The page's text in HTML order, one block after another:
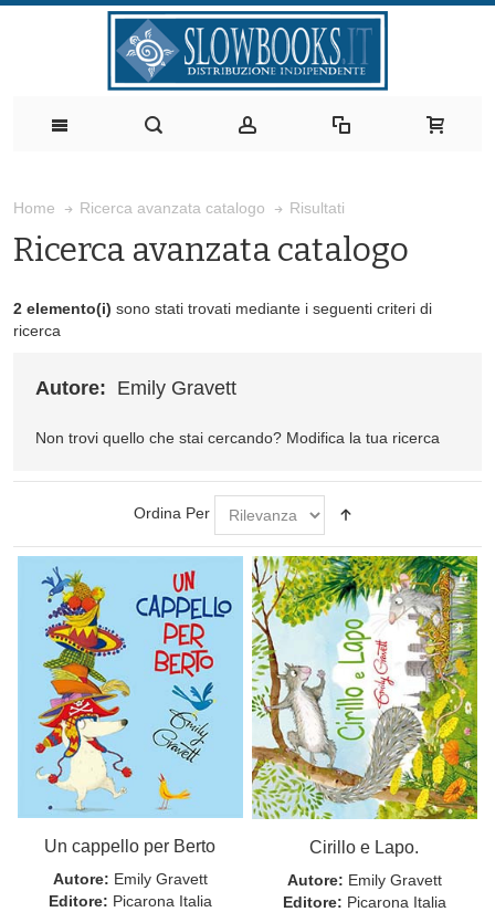
Home Ricerca avanzata catalogo Risultati
Ricerca avanzata catalogo
2 elemento(i) sono stati trovati mediante i seguenti criteri di
ricerca
Autore: Emily Gravett
Non trovi quello che stai cercando? Modifica la tua ricerca
Ordina Per
Un cappello per Berto
Autore: Emily Gravett
Editore: Picarona Italia
Cirillo e Lapo.
Autore: Emily Gravett
Editore: Picarona Italia